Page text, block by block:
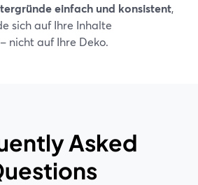
einfach und konsistent,
sich auf Ihre Inhalte
nicht auf Ihre Deko.
Asked